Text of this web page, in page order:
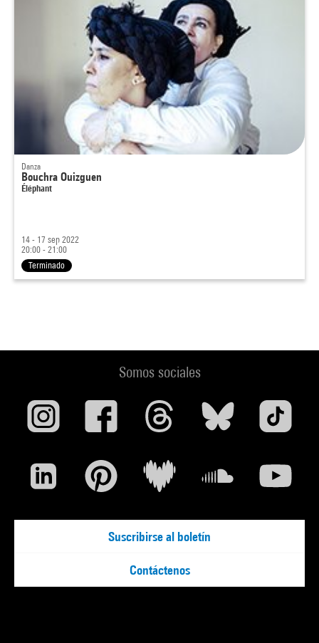
Danza
Bouchra Ouizguen
Éléphant
14 - 17 sep 2022
20:00 - 21:00
Terminado
Somos sociales
Suscribirse al boletín
Contáctenos